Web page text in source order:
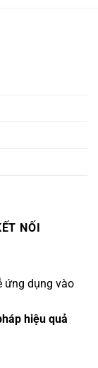
NỐI
ứng dụng vào
hiệu quả